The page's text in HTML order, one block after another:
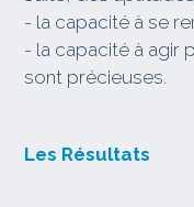
- la capacité à se
- la capacité à agir
sont précieuses.
Les Résultats